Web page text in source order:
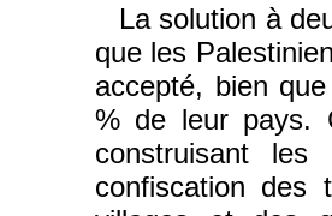
La solution à
que les
accepté, bien
% de leur pays.
construisant
confiscation des